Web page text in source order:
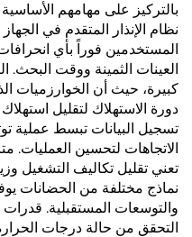
بالتركيز على مهامهم
نظام الإنذار المتقدم في
المستخدمين فوراً بأي
العينات الثمينة ووقت البحث.
كبيرة، حيث أن الخوارزميات
دورة الاستهلاك لتقليل
تسجيل البيانات تبسط عملية
الاتجاهات لتحسين العمليات.
تعني تقليل تكاليف التشغيل
نماذج مختلفة من الحضانات
والتوسعات المستقبلية.
التحقق من حالة درجات